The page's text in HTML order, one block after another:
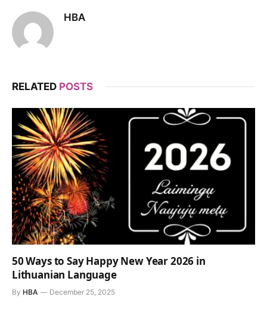
HBA
RELATED POSTS
50 Ways to Say Happy New Year 2026 in
Lithuanian Language
By HBA December 25, 2025